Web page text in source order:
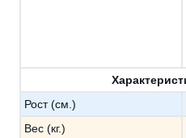
Рост (см.)
Вес (кг.)